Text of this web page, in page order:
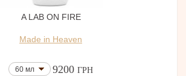
A LAB ON FIRE
Made in Heaven
60 мл 9200 ГРН